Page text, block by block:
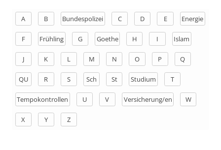
A B Bundespolizei C D E Energie
F Frühling G Goethe H I Islam
J K L M N O P Q
QU R S Sch St Studium T
Tempokontrollen U V Versicherung/en W
X Y Z